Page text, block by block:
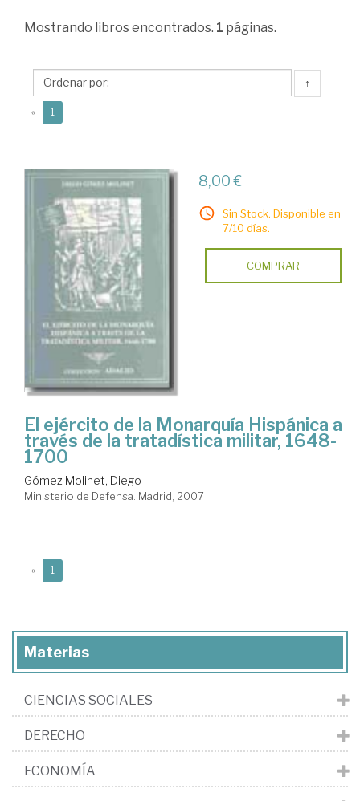
Gómez
Diego
Mostrando libros encontrados. 1 páginas.
↑
« 1
8,00 €
Sin Stock. Disponible en
7/10 días.
COMPRAR
El ejército de la Monarquía Hispánica a
través de la tratadística militar, 1648-
1700
Gómez Molinet, Diego
Ministerio de Defensa. Madrid, 2007
« 1
Materias
CIENCIAS SOCIALES
DERECHO
ECONOMÍA